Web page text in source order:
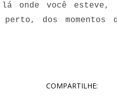
onde você esteve,
dos momentos
COMPARTILHE: